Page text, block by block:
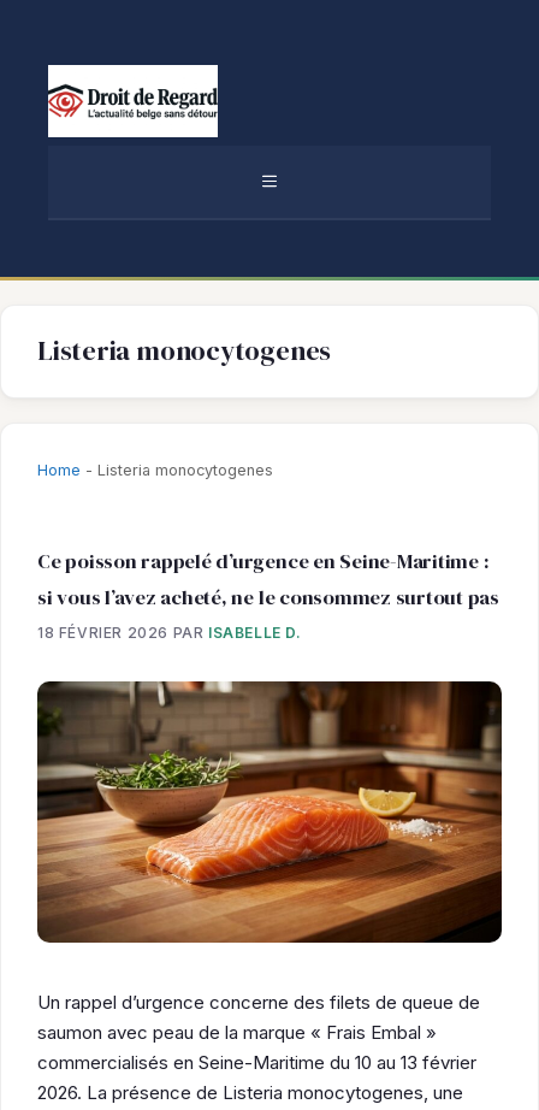
MENU
Listeria monocytogenes
Home - Listeria monocytogenes
Ce poisson rappelé d’urgence en Seine-Maritime :
si vous l’avez acheté, ne le consommez surtout pas
18 FÉVRIER 2026 PAR ISABELLE D.
Un rappel d’urgence concerne des filets de queue de
saumon avec peau de la marque « Frais Embal »
commercialisés en Seine-Maritime du 10 au 13 février
2026. La présence de Listeria monocytogenes, une